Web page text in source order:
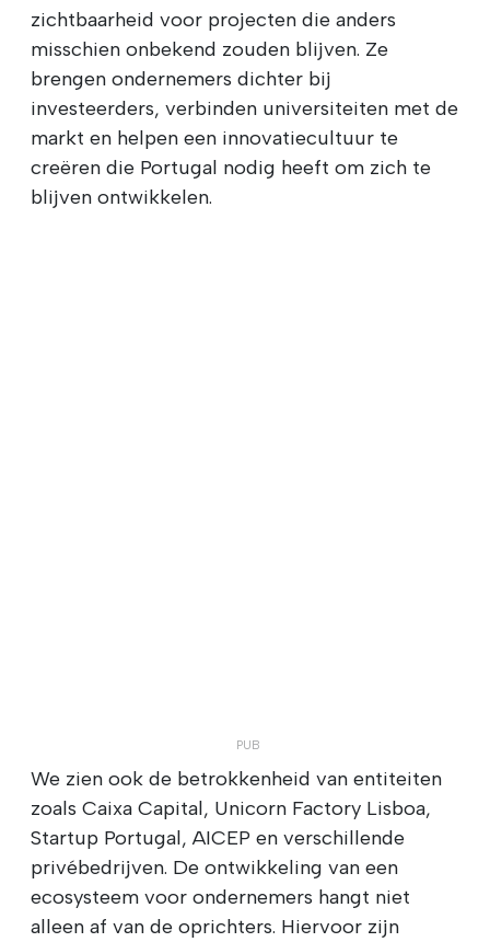
zichtbaarheid voor projecten die anders
misschien onbekend zouden blijven. Ze
brengen ondernemers dichter bij
investeerders, verbinden universiteiten met de
markt en helpen een innovatiecultuur te
creëren die Portugal nodig heeft om zich te
blijven ontwikkelen.
We zien ook de betrokkenheid van entiteiten
zoals Caixa Capital, Unicorn Factory Lisboa,
Startup Portugal, AICEP en verschillende
privébedrijven. De ontwikkeling van een
ecosysteem voor ondernemers hangt niet
alleen af van de oprichters. Hiervoor zijn